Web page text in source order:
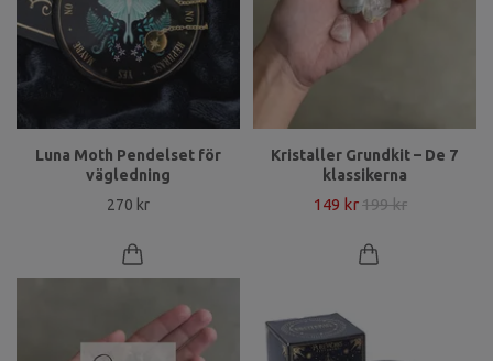
Luna Moth Pendelset för
vägledning
270 kr
Kristaller Grundkit – De 7
klassikerna
149 kr199 kr